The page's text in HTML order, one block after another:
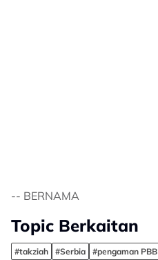
-- BERNAMA
Topic Berkaitan
#takziah #Serbia #pengaman PBB